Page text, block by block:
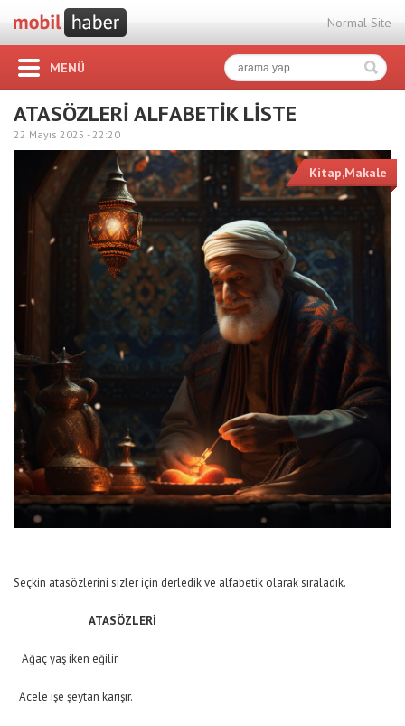
Normal Site
MENÜ
ATASÖZLERİ ALFABETİK LİSTE
22 Mayıs 2025 -22:20
Kitap,Makale
Seçkin atasözlerini sizler için derledik ve alfabetik olarak sıraladık.
ATASÖZLERİ
Ağaç yaş iken eğilir.
Acele işe şeytan karışır.